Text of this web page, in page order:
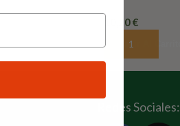
10,20€
Añadir Al Carrito
Redes Sociales: